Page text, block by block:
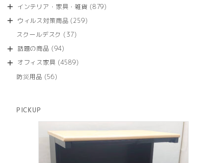
商
の
商
インテリア・家具・雑貨 879879
ウィルス対策商品 259259
スクールデスク 3737
商
話題の商品 9494
の
オフィス家具 45894589
防災用品 5656
PICKUP